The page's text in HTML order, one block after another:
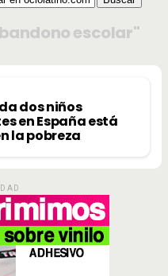
escolar"
dos niños
en España está
la pobreza